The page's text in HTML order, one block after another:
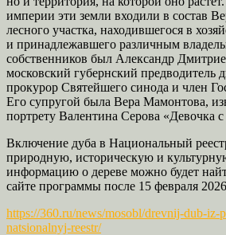
империи эти земли входили в состав
лесного участка, находившегося в
и принадлежавшего различным
собственников был Александр
московский губернский предводитель
прокурор Святейшего синода и член
Его супругой была Вера Мамонтова,
портрету Валентина Серова «Девочка
Включение дуба в Национальный
природную, историческую и
информацию о дереве можно будет
сайте программы после 15 февраля
https://360.ru/news/mosobl/drevnij-dub-iz-
natsionalnyj-reestr/